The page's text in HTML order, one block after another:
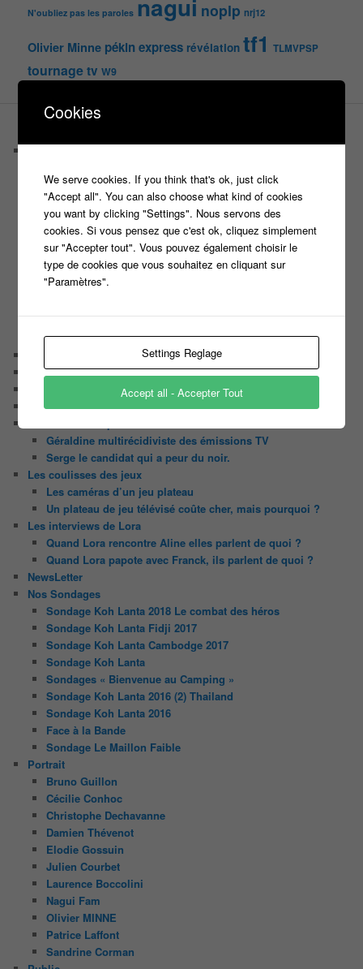
N'oubliez pas les paroles nagui noplp nrj12
Olivier Minne pékin express révélation tf1 TLMVPSP
tournagetv W9
C’est quoi un directeur de casting ?
Harry
Motus
Slam
C’est quoi un casting ?
Tous les castings
Les 12 coups de midi
N’oubliez Pas Les Paroles
Tout le monde veut prendre sa place
Contact
Le candidat masqué
Géraldine multirécidiviste des émissions TV
Serge le candidat qui a peur du noir.
Les coulisses des jeux
Les caméras d’un jeu plateau
Un plateau de jeu télévisé coûte cher, mais pourquoi ?
Les interviews de Lora
Quand Lora rencontre Aline elles parlent de quoi ?
Quand Lora papote avec Franck, ils parlent de quoi ?
NewsLetter
Nos Sondages
Sondage Koh Lanta 2018 Le combat des héros
Sondage Koh Lanta Fidji 2017
Sondage Koh Lanta Cambodge 2017
Sondage Koh Lanta
Sondages « Bienvenue au Camping »
Sondage Koh Lanta 2016 (2) Thailand
Sondage Koh Lanta 2016
Face à la Bande
Sondage Le Maillon Faible
Portrait
Bruno Guillon
Cécilie Conhoc
Christophe Dechavanne
Damien Thévenot
Elodie Gossuin
Julien Courbet
Laurence Boccolini
Nagui Fam
Olivier MINNE
Patrice Laffont
Sandrine Corman
Cookies
We serve cookies. If you think that's ok, just click
"Accept all". You can also choose what kind of cookies
you want by clicking "Settings". Nous servons des
cookies. Si vous pensez que c'est ok, cliquez simplement
sur "Accepter tout". Vous pouvez également choisir le
type de cookies que vous souhaitez en cliquant sur
"Paramètres".
Settings Reglage
Accept all - Accepter Tout